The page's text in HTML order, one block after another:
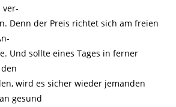
ver-
Denn der Preis richtet sich am freien
Und sollte eines Tages in ferner
wird es sicher wieder jemanden
gesund